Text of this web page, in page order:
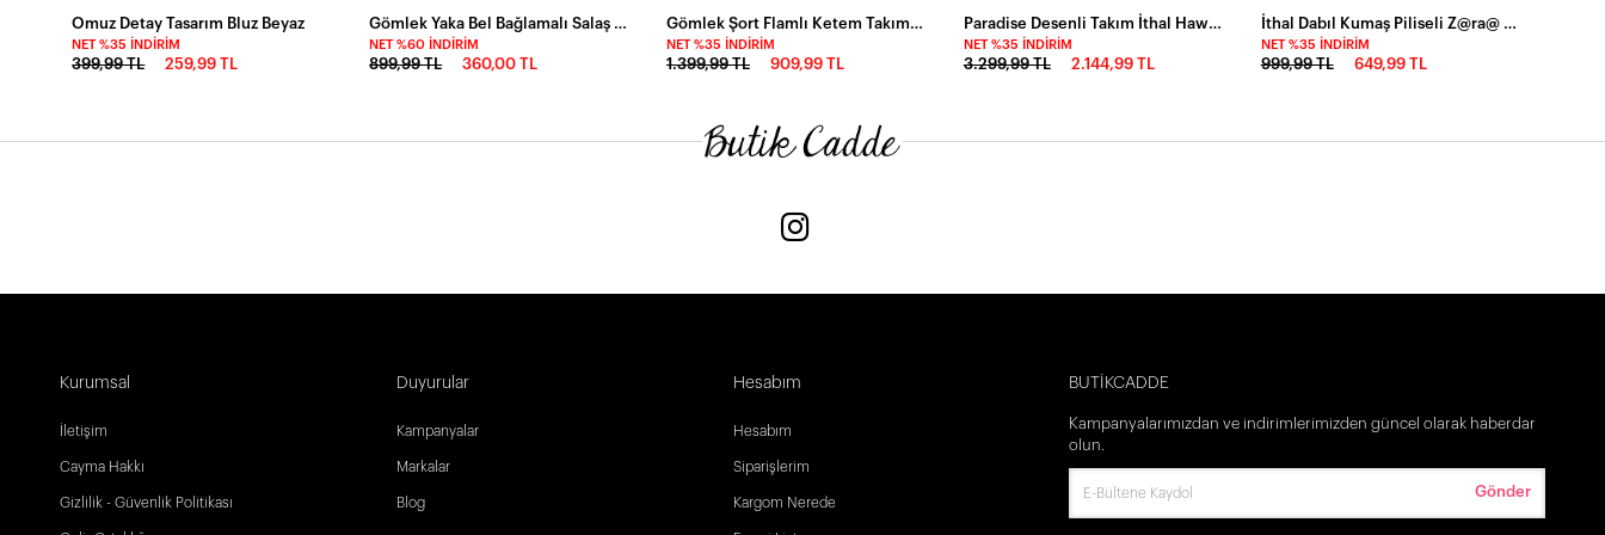
Omuz Detay Tasarım Bluz Beyaz
NET %35 İNDIRIM
399,99 TL 259,99 TL
Gömlek Yaka Bel Bağlamalı Salaş Elbise
NET %60 İNDIRIM
899,99 TL 360,00 TL
Gömlek Şort Flamlı Ketem Takım Mavi
NET %35 İNDIRIM
1.399,99 TL 909,99 TL
Paradise Desenli Takım İthal Hawai Kumas Limon
NET %35 İNDIRIM
3.299,99 TL 2.144,99 TL
İthal Dabıl Kumaş Piliseli Z@ra@ Model Elbise ** İçi şortludur
NET %35 İNDIRIM
999,99 TL 649,99 TL
Kurumsal
İletişim
Cayma Hakkı
Gizlilik - Güvenlik Politikası
Duyurular
Kampanyalar
Markalar
Blog
Hesabım
Hesabım
Siparişlerim
Kargom Nerede
BUTİKCADDE
Kampanyalarımızdan ve indirimlerimizden güncel olarak haberdar
olun.
Gönder